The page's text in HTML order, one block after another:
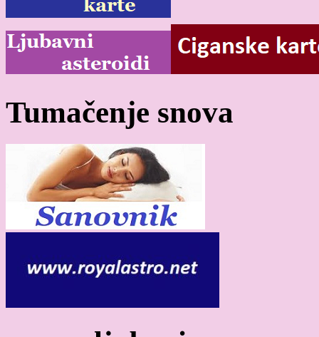
Tumačenje snova